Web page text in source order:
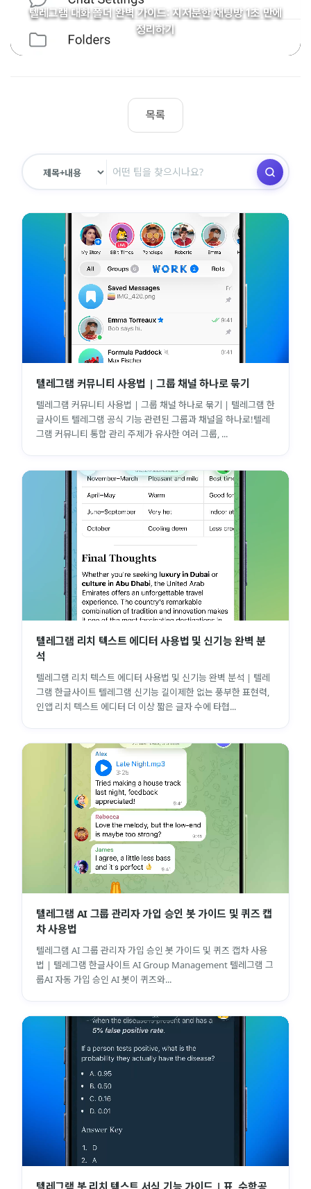
텔레그램 대화 폴더 완벽 가이드: 지저분한 채팅방 1초 만에
정리하기
목록
텔레그램 커뮤니티 사용법 | 그룹 채널 하나로 묶기
텔레그램 커뮤니티 사용법 | 그룹 채널 하나로 묶기 | 텔레그램 한
글사이트 텔레그램 공식 기능 관련된 그룹과 채널을 하나로!텔레
그램 커뮤니티 통합 관리 주제가 유사한 여러 그룹, ...
텔레그램 리치 텍스트 에디터 사용법 및 신기능 완벽 분
석
텔레그램 리치 텍스트 에디터 사용법 및 신기능 완벽 분석 | 텔레
그램 한글사이트 텔레그램 신기능 길이제한 없는 풍부한 표현력,
인앱 리치 텍스트 에디터 더 이상 짧은 글자 수에 타협...
텔레그램 AI 그룹 관리자 가입 승인 봇 가이드 및 퀴즈 캡
차 사용법
텔레그램 AI 그룹 관리자 가입 승인 봇 가이드 및 퀴즈 캡차 사용
법 | 텔레그램 한글사이트 AI Group Management 텔레그램 그
룹AI 자동 가입 승인 AI 봇이 퀴즈와...